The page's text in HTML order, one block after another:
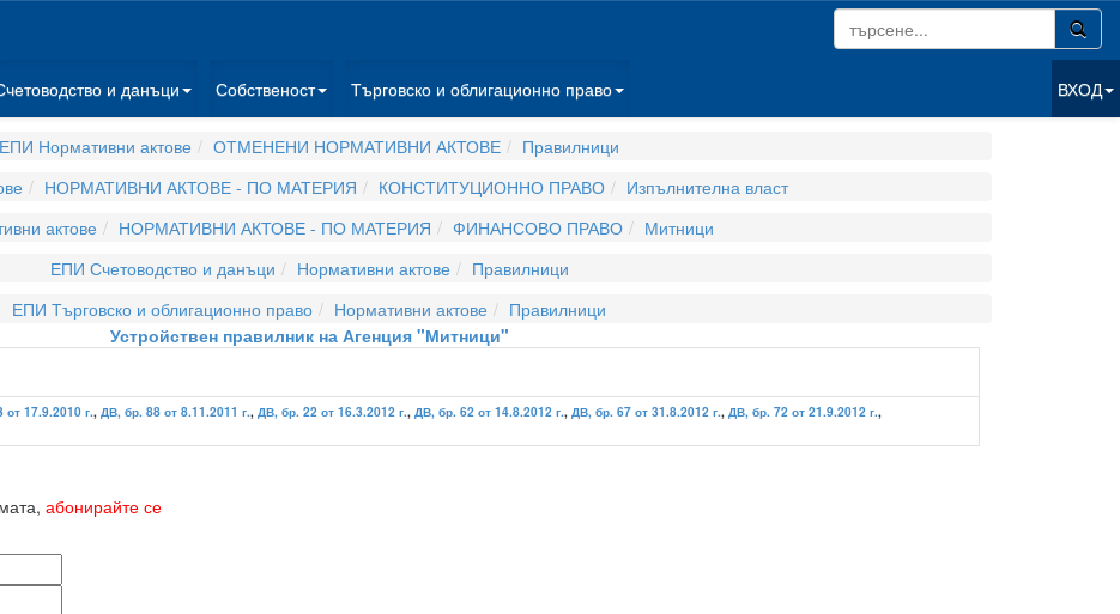
и данъци Собственост Търговско и облигационно право ВХОД
ЕПИ Нормативни актове ОТМЕНЕНИ НОРМАТИВНИ АКТОВЕ
Правилници
НОРМАТИВНИ АКТОВЕ - ПО МАТЕРИЯ КОНСТИТУЦИОННО ПРАВО
Изпълнителна власт
актове
НОРМАТИВНИ АКТОВЕ - ПО МАТЕРИЯ ФИНАНСОВО ПРАВО
Митници
ЕПИ Счетоводство и данъци
Нормативни актове
Правилници
ЕПИ Търговско и облигационно право
Нормативни актове
Правилници
Устройствен правилник на Агенция "Митници"
от 17.9.2010 г., ДВ, бр. 88 от 8.11.2011 г., ДВ, бр. 22 от 16.3.2012 г., ДВ, бр. 62 от 14.8.2012 г., ДВ, бр. 67 от 31.8.2012 г., ДВ, бр. 72 от 21.9.2012 г.,
абонирайте се